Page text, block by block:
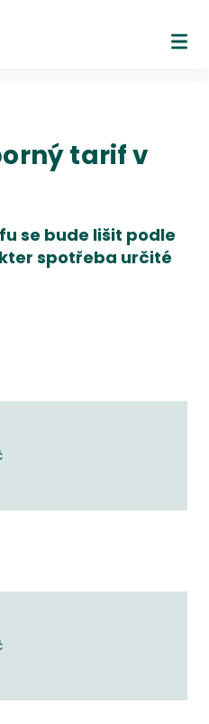
tarif v
se bude lišit podle
spotřeba určité